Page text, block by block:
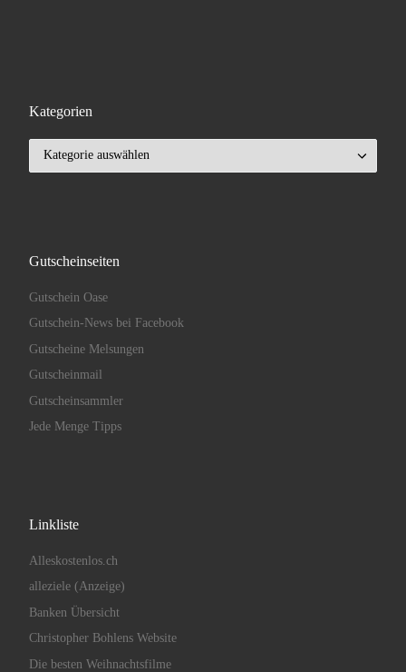
Kategorien
Gutscheinseiten
Gutschein Oase
Gutschein-News bei Facebook
Gutscheine Melsungen
Gutscheinmail
Gutscheinsammler
Jede Menge Tipps
Linkliste
Alleskostenlos.ch
alleziele (Anzeige)
Banken Übersicht
Christopher Bohlens Website
Die besten Weihnachtsfilme